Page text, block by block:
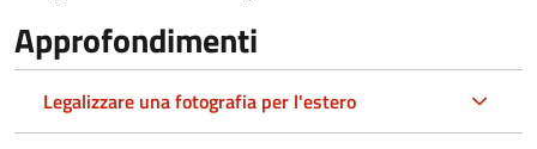
Approfondimenti
Legalizzare una fotografia per l'estero